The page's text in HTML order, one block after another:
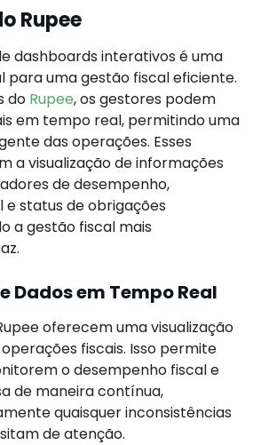
Rupee
dashboards interativos é uma
para uma gestão fiscal eficiente.
do Rupee, os gestores podem
em tempo real, permitindo uma
das operações. Esses
a visualização de informações
de desempenho,
status de obrigações
a gestão fiscal mais
Dados em Tempo Real
oferecem uma visualização
fiscais. Isso permite
o desempenho fiscal e
de maneira contínua,
quaisquer inconsistências
de atenção.